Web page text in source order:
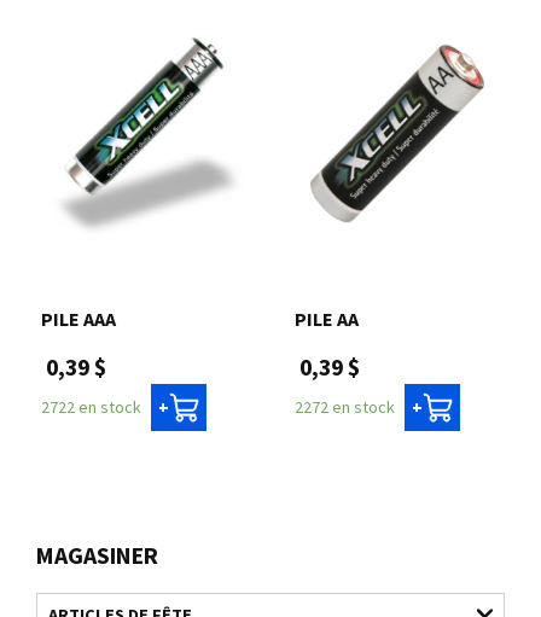
MAGASINER
PILE AAA
0,39 $
2722 en stock +
PILE AA
0,39 $
2272 en stock +